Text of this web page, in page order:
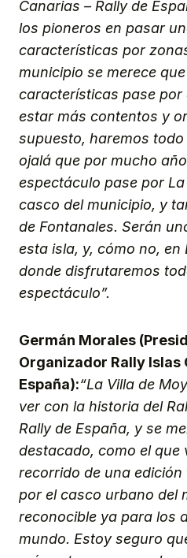
Canarias – Rally de
los pioneros en pasar
características por
municipio se merece
características pase por
estar más contentos y
supuesto, haremos
ojalá que por mucho
espectáculo pase por
casco del municipio, y
de Fontanales. Serán
esta isla, y, cómo no, en
donde disfrutaremos
espectáculo”.
Germán Morales
Organizador Rally Islas
España):“La Villa de
ver con la historia del
Rally de España, y se
destacado, como el que
recorrido de una edición
por el casco urbano del
reconocible ya para los
mundo. Estoy seguro